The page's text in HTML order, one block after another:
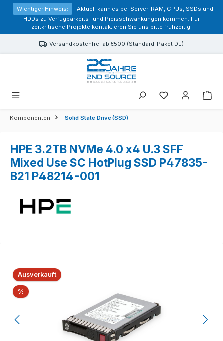
springen
Wichtiger Hinweis:
Aktuell kann es bei Server-RAM, CPUs, SSDs und
HDDs zu Verfügbarkeits- und Preisschwankungen kommen. Für
zeitkritische Projekte kontaktieren Sie uns bitte frühzeitig.
Versandkostenfrei ab €500 (Standard-Paket DE)
Sie haben 0
Komponenten Solid State Drive (SSD)
HPE 3.2TB NVMe 4.0 x4 U.3 SFF
Mixed Use SC HotPlug SSD P47835-
B21 P48214-001
Bildergalerie überspringen
Ausverkauft
% Rabatt